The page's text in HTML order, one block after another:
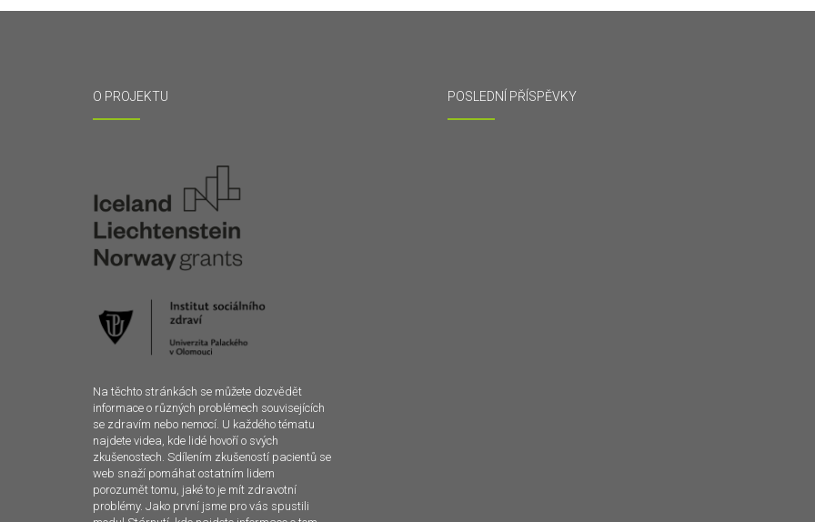
O PROJEKTU
Na těchto stránkách se můžete dozvědět
informace o různých problémech souvisejících
se zdravím nebo nemocí. U každého tématu
najdete videa, kde lidé hovoří o svých
zkušenostech. Sdílením zkušeností pacientů se
web snaží pomáhat ostatním lidem
porozumět tomu, jaké to je mít zdravotní
problémy. Jako první jsme pro vás spustili
POSLEDNÍ PŘÍSPĚVKY